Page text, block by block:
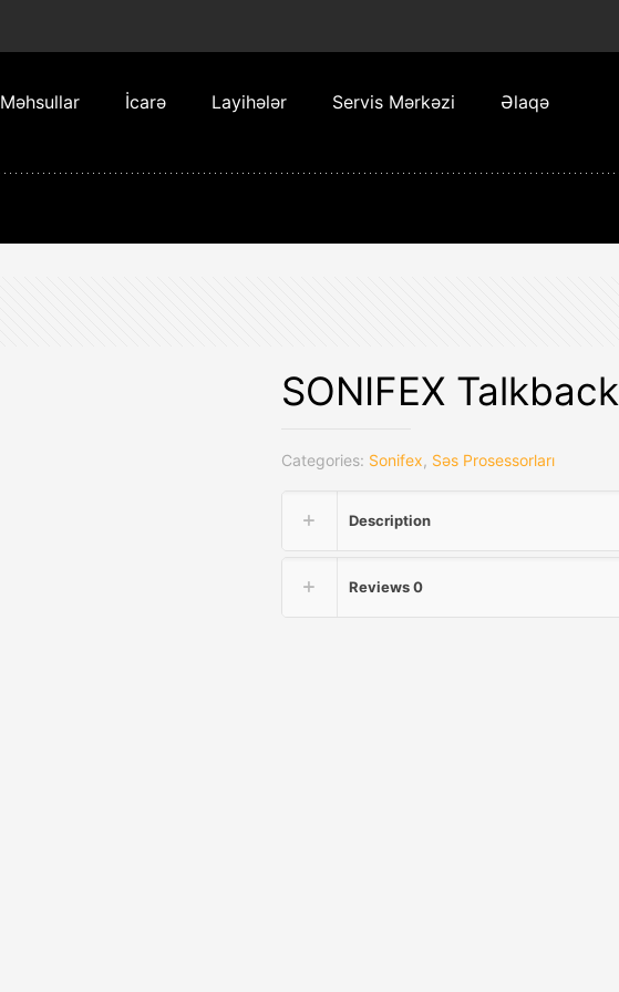
Məhsullar İcarə Layihələr Servis Mərkəzi Əlaqə
SONIFEX
Categories: Sonifex, Səs Prosessorları
Description
Reviews0